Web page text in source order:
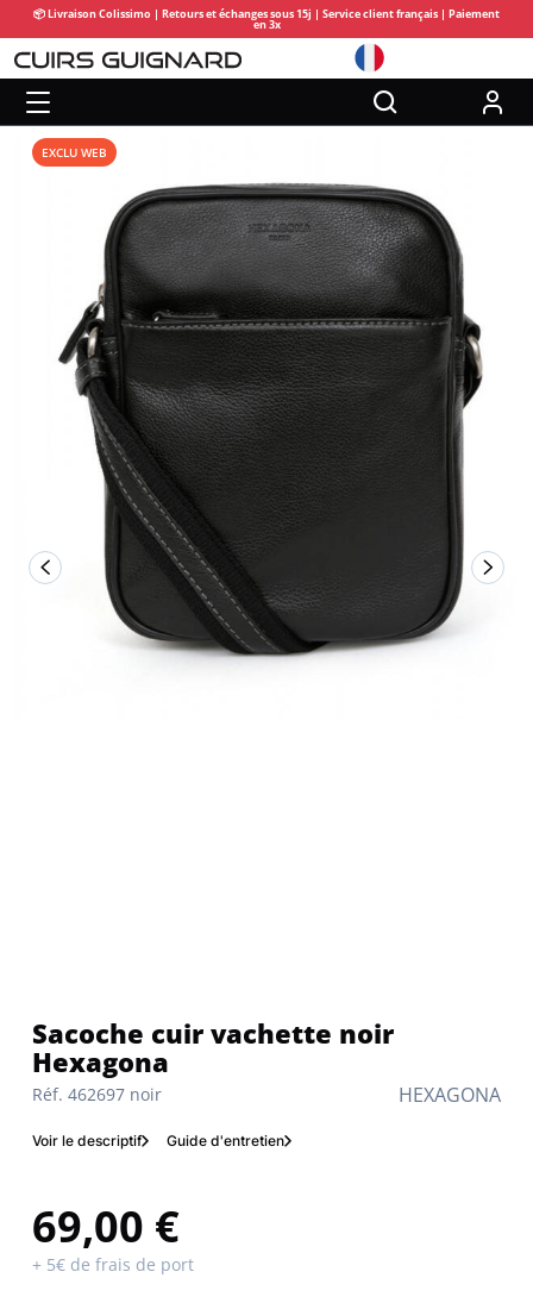
📦 Livraison Colissimo | Retours et échanges sous 15j | Service client français | Paiement
en 3x
HEXAGONA
Réf. 462697 noir
Sacoche cuir vachette noir
Hexagona
Voir le descriptif Guide d'entretien
69,00 €
+ 5€ de frais de port
EXCLU WEB